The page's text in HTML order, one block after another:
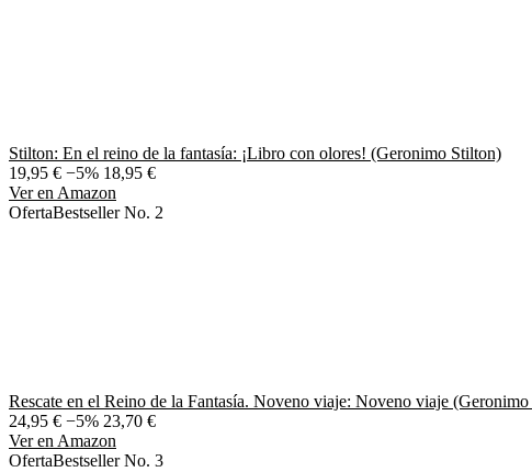
Stilton: En el reino de la fantasía: ¡Libro con olores! (Geronimo Stilton)
19,95 € −5% 18,95 €
Ver en Amazon
OfertaBestseller No. 2
Rescate en el Reino de la Fantasía. Noveno viaje: Noveno viaje
24,95 € −5% 23,70 €
Ver en Amazon
OfertaBestseller No. 3